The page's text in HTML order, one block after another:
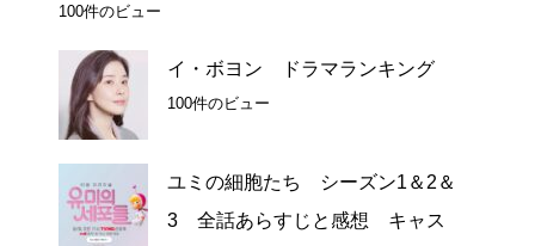
100件のビュー
イ・ボヨン ドラマランキング
100件のビュー
ユミの細胞たち シーズン1＆2＆
3 全話あらすじと感想 キャス